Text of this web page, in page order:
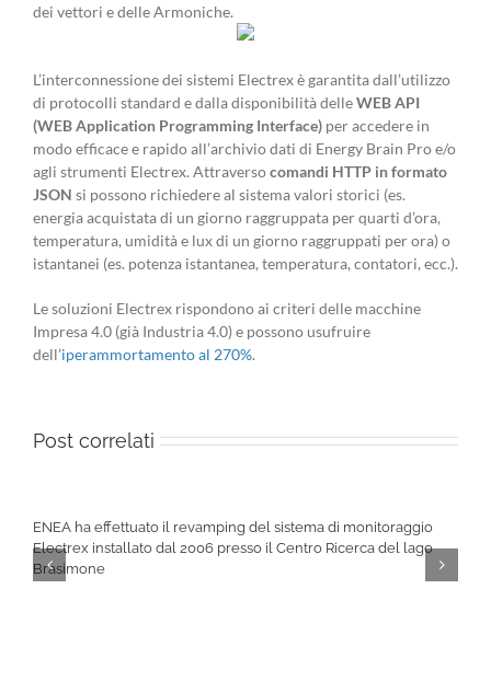
dei vettori e delle Armoniche.
L’interconnessione dei sistemi Electrex è garantita dall’utilizzo
di protocolli standard e dalla disponibilità delleWEB API
(WEB Application Programming Interface) per accedere in
modo efficace e rapido all’archivio dati di Energy Brain Pro e/o
agli strumenti Electrex. Attraversocomandi HTTP in formato
JSON si possono richiedere al sistema valori storici (es.
energia acquistata di un giorno raggruppata per quarti d’ora,
temperatura, umidità e lux di un giorno raggruppati per ora) o
istantanei (es. potenza istantanea, temperatura, contatori, ecc.).
Le soluzioni Electrex rispondono ai criteri delle macchine
Impresa 4.0 (già Industria 4.0) e possono usufruire
dell’iperammortamento al 270%.
Post correlati
ENEA ha effettuato il revamping del sistema di monitoraggio
Electrex installato dal 2006 presso il Centro Ricerca del lago
Brasimone